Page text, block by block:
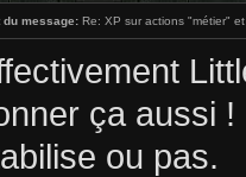
du message: Re: XP sur actions "métier"
ça aussi
ou pas.